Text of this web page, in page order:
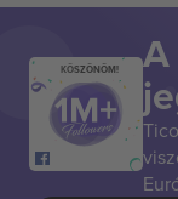
KÖSZÖNÖM!